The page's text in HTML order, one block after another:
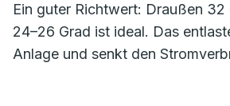
Ein guter Richtwert: Draußen 32
24–26 Grad ist ideal. Das
Anlage und senkt den